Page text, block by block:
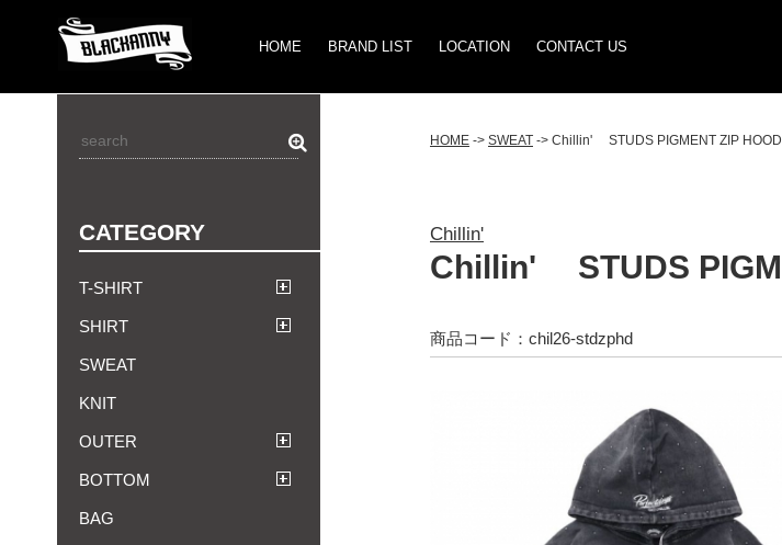
HOME BRAND LIST LOCATION CONTACT US
CATEGORY
T-SHIRT
SHIRT
SWEAT
KNIT
OUTER
BOTTOM
BAG
HOME -> SWEAT -> Chillin' STUDS PIGMENT ZIP
Chillin'
Chillin' STUDS
商品コード：chil26-stdzphd